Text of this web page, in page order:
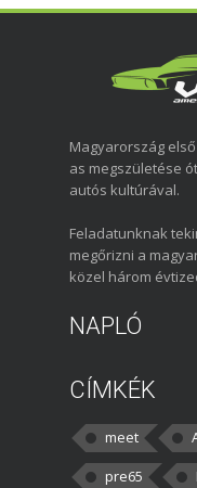
Magyarország
as megszületése
autós kultúrával.
Feladatunknak
megőrizni a
közel három
NAPLÓ
CÍMKÉK
meet
pre65